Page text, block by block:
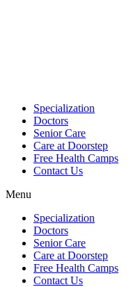
Specialization
Doctors
Senior Care
Care at Doorstep
Free Health Camps
Contact Us
Menu
Specialization
Doctors
Senior Care
Care at Doorstep
Free Health Camps
Contact Us